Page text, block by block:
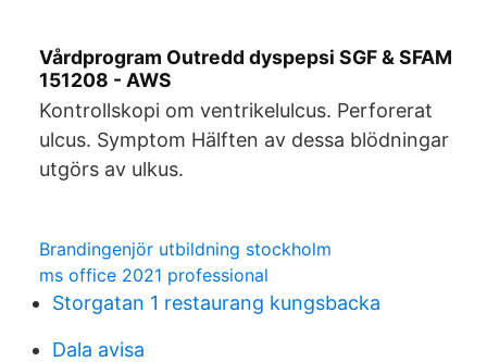
Vårdprogram Outredd dyspepsi SGF & SFAM
151208 - AWS
Kontrollskopi om ventrikelulcus. Perforerat
ulcus. Symptom Hälften av dessa blödningar
utgörs av ulkus.
Brandingenjör utbildning stockholm
ms office 2021 professional
Storgatan 1 restaurang kungsbacka
Dala avisa